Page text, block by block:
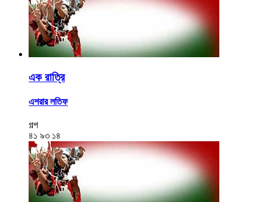
এক রাত্রি
এশরার লতিফ
গল্প
৪১ ৯৩ ১৪